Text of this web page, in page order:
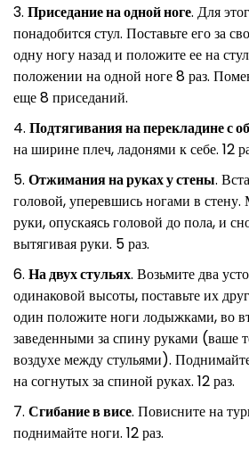
Приседание на одной ноге. Для
понадобится стул. Поставьте его за
одну ногу назад и положите ее на
положении на одной ноге 8 раз.
еще 8 приседаний.
Подтягивания на перекладине с
на ширине плеч, ладонями к себе. 12
Отжимания на руках у стены.
головой, уперевшись ногами в стену.
руки, опускаясь головой до пола, и
вытягивая руки. 5 раз.
На двух стульях. Возьмите два
одинаковой высоты, поставьте их
один положите ноги лодыжками, во
заведенными за спину руками (ваше
воздухе между стульями).
на согнутых за спиной руках. 12 раз.
Сгибание в висе. Повисните на
поднимайте ноги. 12 раз.